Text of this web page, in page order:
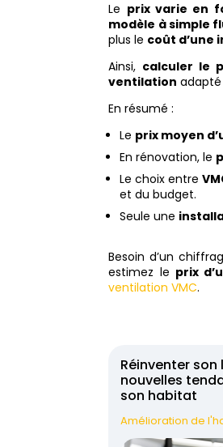
Le prix varie en
modèle à simple
plus le coût d’une
Ainsi, calculer le
ventilation
En résumé :
Le prix moyen
En rénovation, le
Le choix entre
et du budget.
Seule une
Besoin d’un
estimez le prix
ventilation VMC.
Réinventer
nouvelles
son habitat
Amélioration de